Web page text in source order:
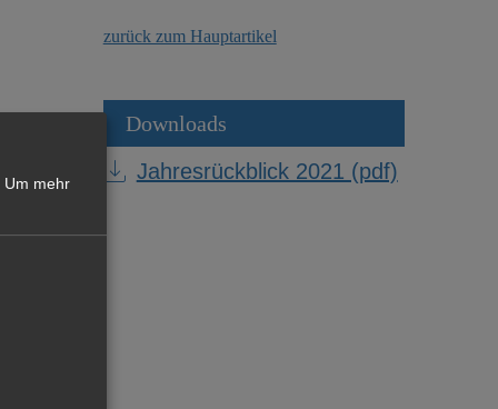
zurück zum Hauptartikel
Downloads
Jahresrückblick 2021 (pdf)
Um mehr